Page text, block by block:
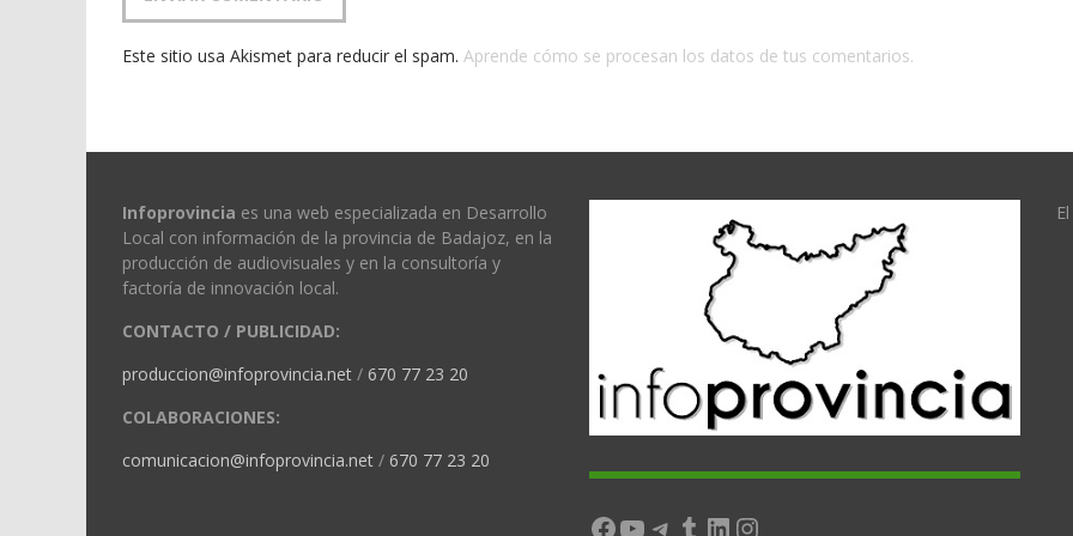
Este sitio usa Akismet para reducir el spam. Aprende cómo se procesan los datos de tus comentarios.
Infoprovincia es una web especializada en Desarrollo
Local con información de la provincia de Badajoz, en la
producción de audiovisuales y en la consultoría y
factoría de innovación local.
CONTACTO / PUBLICIDAD:
produccion@infoprovincia.net / 670 77 23 20
COLABORACIONES:
comunicacion@infoprovincia.net / 670 77 23 20
Facebook
YouTube
Telegram
Tumblr
LinkedIn
Instagram